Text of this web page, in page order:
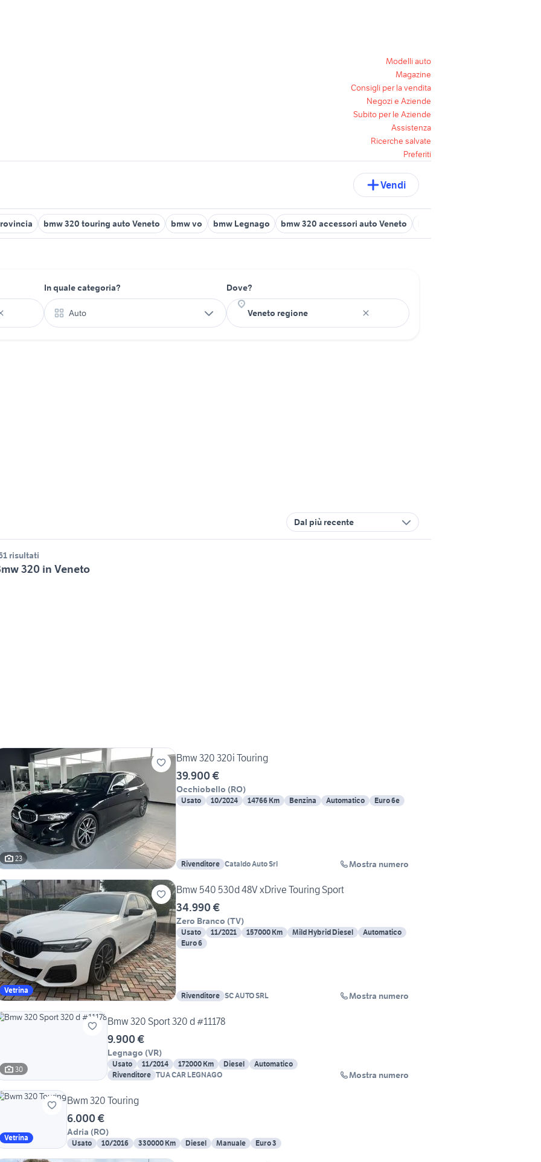
Modelli auto
Magazine
Consigli per la vendita
Negozi e Aziende
Subito per le Aziende
Assistenza
Ricerche salvate
Preferiti
Vendi
bmw 320 touring auto Veneto bmw vo bmw Legnago bmw 320 accessori auto Veneto
In quale categoria?
Auto
Dove?
Dal più recente
risultati
320 in Veneto
23
Bmw 320 320i Touring
39.900 €
Occhiobello (RO)
Usato 10/2024 14766 Km Benzina Automatico Euro 6e
Rivenditore Cataldo Auto Srl Mostra numero
Vetrina
Bmw 540 530d 48V xDrive Touring Sport
34.990 €
Zero Branco (TV)
Usato 11/2021 157000 Km Mild Hybrid Diesel
Automatico
Euro 6
Rivenditore SC AUTO SRL Mostra numero
30
Bmw 320 Sport 320 d #11178
9.900 €
Legnago (VR)
Usato 11/2014 172000 Km Diesel
Automatico
Rivenditore TUA CAR LEGNAGO Mostra numero
Vetrina
Bwm 320 Touring
6.000 €
Adria (RO)
Usato 10/2016 330000 Km Diesel Manuale Euro 3